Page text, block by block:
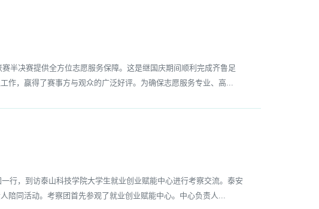
半决赛提供全方位志愿服务保障。这是继国庆期间顺利完成齐鲁足
作，赢得了赛事方与观众的广泛好评。为确保志愿服务专业、高...
，到访泰山科技学院大学生就业创业赋能中心进行考察交流。泰安
陪同活动。​考察团首先参观了就业创业赋能中心。中心负责人...